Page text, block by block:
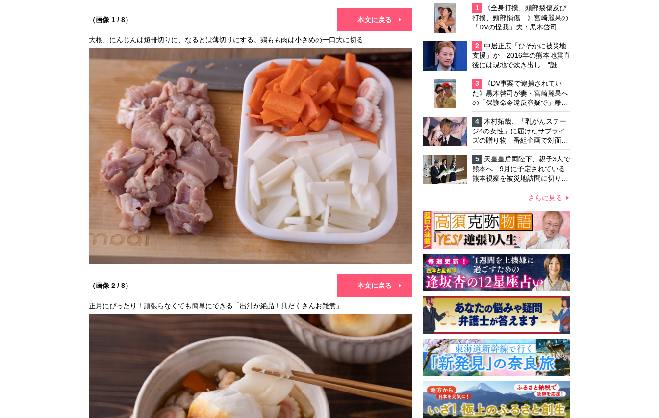
（画像 1 / 8） 本文に戻る
大根、にんじんは短冊切りに、なるとは薄切りにする。鶏もも肉は小さめの一口大に切る
（画像 2 / 8） 本文に戻る
正月にぴったり！頑張らなくても簡単にできる「出汁が絶品！具だくさんお雑煮」
1
《全身打撲、頭部裂傷及び
打撲、頸部損傷…》宮崎麗果の
「DVの怪我」夫・黒木啓司の
逮捕で始まる「夫婦の闘争」
2
中居正広「ひそかに被災地
支援」か 2016年の熊本地震直
後には現地で炊き出し “誰に
も知られなくて良い”と、むし
ろ強まる福祉活動への思い
3
《DV事案で逮捕されてい
た》黒木啓司が妻・宮崎麗果へ
の「保護命令違反容疑で」離婚
協議は「第二ステージ」へ
4
木村拓哉、「乳がんステー
ジ4の女性」に届けたサプライ
ズの贈り物 番組企画で対面し
たファンが、夢と希望を与える
心遣いに「うれしくて号泣しま
した」
5
天皇皇后両陛下、親子3人で
熊本へ 9月に予定されている
熊本視察を被災地訪問に切り替
夫妻から受け継ぐ“国民への寄
さらに見る